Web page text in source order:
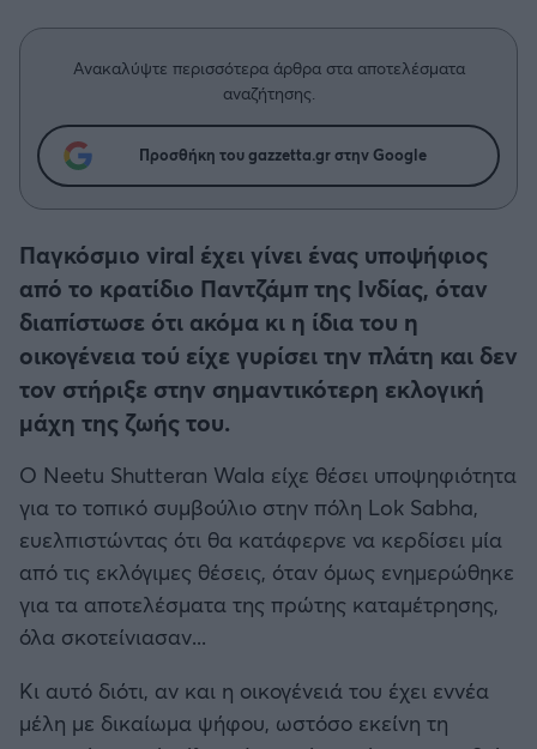
Άρης
ΟΦΗ
Ατρόμητος Αθηνών
Κηφισιά
Αστέρας Τρίπολης
Παναιτωλικός
Καλαμάτα
Ηρακλής
Μπαρτσελόνα
Μια Ιστορία από την Πόλη
Ανακαλύψτε περισσότερα άρθρα στα αποτελέσματα
αναζήτησης.
Προσθήκη του gazzetta.gr στην Google
Παγκόσμιο viral έχει γίνει ένας υποψήφιος
από το κρατίδιο Παντζάμπ της Ινδίας, όταν
διαπίστωσε ότι ακόμα κι η ίδια του η
οικογένεια τού είχε γυρίσει την πλάτη και δεν
τον στήριξε στην σημαντικότερη εκλογική
μάχη της ζωής του.
Ο Neetu Shutteran Wala είχε θέσει υποψηφιότητα
για το τοπικό συμβούλιο στην πόλη Lok Sabha,
ευελπιστώντας ότι θα κατάφερνε να κερδίσει μία
από τις εκλόγιμες θέσεις, όταν όμως ενημερώθηκε
για τα αποτελέσματα της πρώτης καταμέτρησης,
όλα σκοτείνιασαν...
Κι αυτό διότι, αν και η οικογένειά του έχει εννέα
μέλη με δικαίωμα ψήφου, ωστόσο εκείνη τη